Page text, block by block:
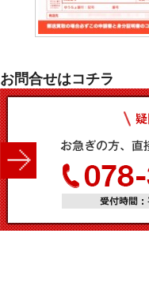
お問合せはコチラ